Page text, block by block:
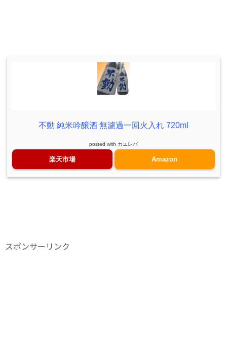
不動 純米吟醸酒 無濾過一回火入れ 720ml
posted with カエレバ
楽天市場 Amazon
スポンサーリンク